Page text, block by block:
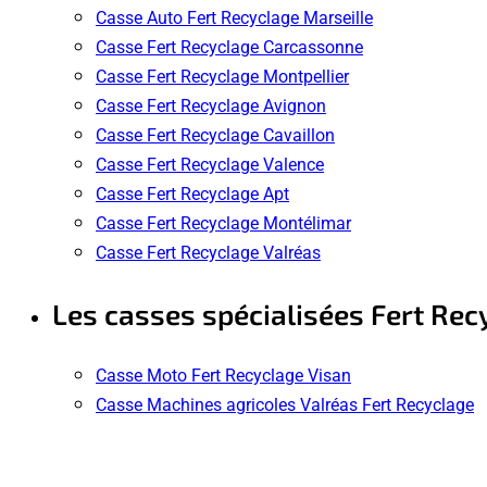
Casse Auto Fert Recyclage Marseille
Casse Fert Recyclage Carcassonne
Casse Fert Recyclage Montpellier
Casse Fert Recyclage Avignon
Casse Fert Recyclage Cavaillon
Casse Fert Recyclage Valence
Casse Fert Recyclage Apt
Casse Fert Recyclage Montélimar
Casse Fert Recyclage Valréas
Les casses spécialisées Fert
Casse Moto Fert Recyclage Visan
Casse Machines agricoles Valréas Fert Recyclage